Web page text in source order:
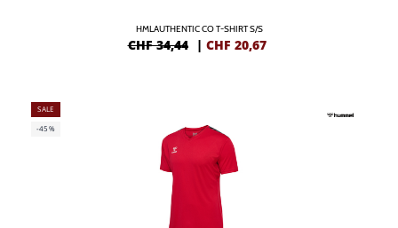
HMLAUTHENTIC CO T-SHIRT S/S
CHF 34,44 | CHF 20,67
SALE
-45%